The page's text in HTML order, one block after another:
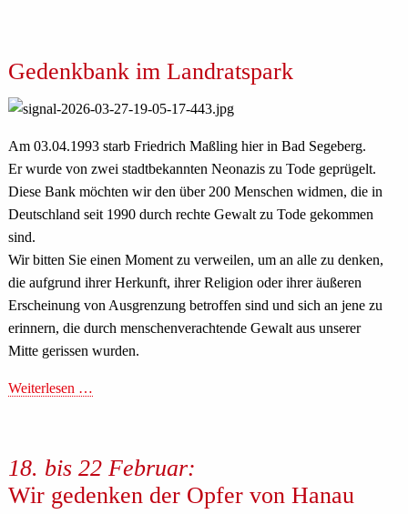
Gedenkbank im Landratspark
Am 03.04.1993 starb Friedrich Maßling hier in Bad Segeberg.
Er wurde von zwei stadtbekannten Neonazis zu Tode geprügelt.
Diese Bank möchten wir den über 200 Menschen widmen, die in
Deutschland seit 1990 durch rechte Gewalt zu Tode gekommen
sind.
Wir bitten Sie einen Moment zu verweilen, um an alle zu denken,
die aufgrund ihrer Herkunft, ihrer Religion oder ihrer äußeren
Erscheinung von Ausgrenzung betroffen sind und sich an jene zu
erinnern, die durch menschenverachtende Gewalt aus unserer
Mitte gerissen wurden.
Weiterlesen …
18. bis 22 Februar:
Wir gedenken der Opfer von Hanau